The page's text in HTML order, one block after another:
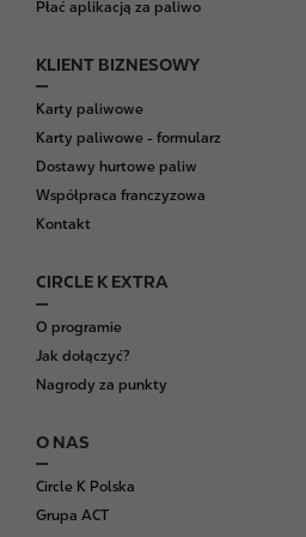
Płać aplikacją za paliwo
KLIENT BIZNESOWY
Karty paliwowe
Karty paliwowe - formularz
Dostawy hurtowe paliw
Współpraca franczyzowa
Kontakt
CIRCLE K EXTRA
O programie
Jak dołączyć?
Nagrody za punkty
O NAS
Circle K Polska
Grupa ACT